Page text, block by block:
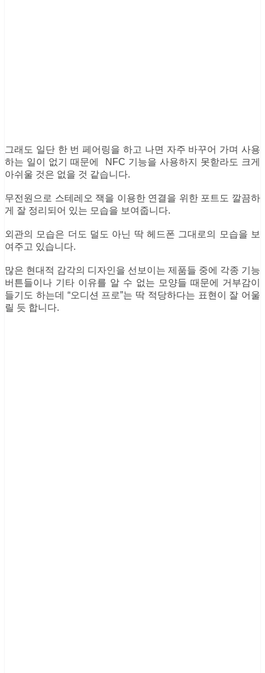
그래도 일단 한 번 페어링을 하고 나면 자주 바꾸어 가며 사용
하는 일이 없기 때문에 NFC 기능을 사용하지 못핟라도 크게
아쉬울 것은 없을 것 같습니다.
무전원으로 스테레오 잭을 이용한 연결을 위한 포트도 깔끔하
게 잘 정리되어 있는 모습을 보여줍니다.
외관의 모습은 더도 덜도 아닌 딱 헤드폰 그대로의 모습을 보
여주고 있습니다.
많은 현대적 감각의 디자인을 선보이는 제품들 중에 각종 기능
버튼들이나 기타 이유를 알 수 없는 모양들 때문에 거부감이
들기도 하는데 “오디션 프로”는 딱 적당하다는 표현이 잘 어울
릴 듯 합니다.